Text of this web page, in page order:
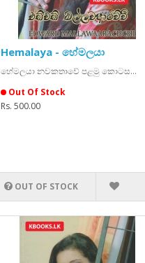
Hemalaya - හේමලයා
හේමලයා නවකතාවේ පළමු කොටස...
Out Of Stock
Rs. 500.00
OUT OF STOCK